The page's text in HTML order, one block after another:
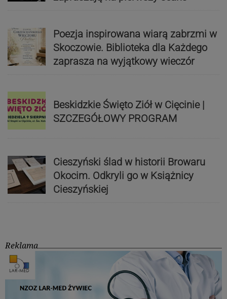
Poezja inspirowana wiarą zabrzmi w
Skoczowie. Biblioteka dla Każdego
zaprasza na wyjątkowy wieczór
Beskidzkie Święto Ziół w Cięcinie |
SZCZEGÓŁOWY PROGRAM
Cieszyński ślad w historii Browaru
Okocim. Odkryli go w Książnicy
Cieszyńskiej
Reklama